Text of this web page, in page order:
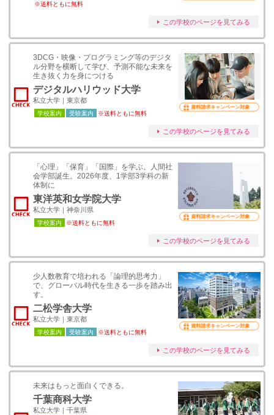
※送料ともに無料
この学校のページを見てみる
3DCG・映像・プログラミング等のデジタ
ル分野を横断して学び、予測不能な未来を
生き抜く力を身につける
デジタルハリウッド大学
私立大学｜東京都
学校案内 受験案内 ※送料ともに無料
資料請求キャンペーン対象
この学校のページを見てみる
「心理」「保育」「国際」を学ぶ。人間社
会学部誕生。2026年度、1学部3学科の新
体制に
東洋英和女学院大学
私立大学｜神奈川県
学校案内 ※送料ともに無料
資料請求キャンペーン対象
この学校のページを見てみる
少人数教育で培われる「論理的思考力」
で、グローバル時代を生きる一歩を踏み出
す。
二松学舎大学
私立大学｜東京都
学校案内 受験案内 ※送料ともに無料
資料請求キャンペーン対象
この学校のページを見てみる
未来はもっと面白くできる。
千葉商科大学
私立大学｜千葉県